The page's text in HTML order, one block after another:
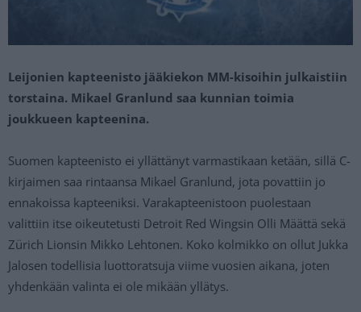
Leijonien kapteenisto jääkiekon MM-kisoihin julkaistiin
torstaina. Mikael Granlund saa kunnian toimia
joukkueen kapteenina.
Suomen kapteenisto ei yllättänyt varmastikaan ketään, sillä C-
kirjaimen saa rintaansa Mikael Granlund, jota povattiin jo
ennakoissa kapteeniksi. Varakapteenistoon puolestaan
valittiin itse oikeutetusti Detroit Red Wingsin Olli Määttä sekä
Zürich Lionsin Mikko Lehtonen. Koko kolmikko on ollut Jukka
Jalosen todellisia luottoratsuja viime vuosien aikana, joten
yhdenkään valinta ei ole mikään yllätys.